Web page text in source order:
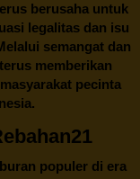
berusaha untuk
legalitas dan isu
semangat dan
memberikan
pecinta
populer di era